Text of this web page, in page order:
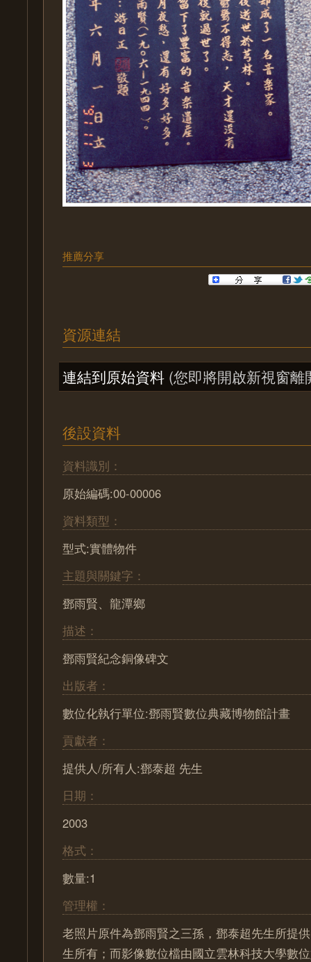
推薦分享
資源連結
連結到原始資料 (您即將開啟新視窗離
後設資料
資料識別：
原始編碼:00-00006
資料類型：
型式:實體物件
主題與關鍵字：
鄧雨賢、龍潭鄉
描述：
鄧雨賢紀念銅像碑文
出版者：
數位化執行單位:鄧雨賢數位典藏博物館計畫
貢獻者：
提供人/所有人:鄧泰超 先生
日期：
2003
格式：
數量:1
管理權：
老照片原件為鄧雨賢之三孫，鄧泰超先生所提
生所有；而影像數位檔由國立雲林科技大學數